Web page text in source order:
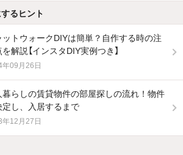
るヒント
ットウォークDIYは簡単？自作する時の注
解説【インスタDIY実例つき】
年09月26日
暮らしの賃貸物件の部屋探しの流れ！物件
定し、入居するまで
年12月27日